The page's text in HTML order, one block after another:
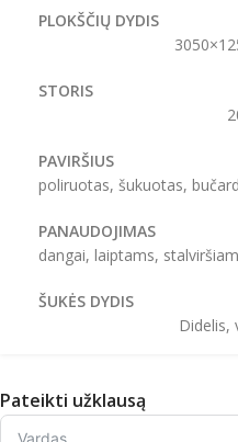
PLOKŠČIŲ DYDIS
3050×1250
STORIS
20; 30
poliruotas, šukuotas,
PANAUDOJIMAS
dangai, laiptams,
ŠUKĖS DYDIS
Didelis,
Pateikti užklausą